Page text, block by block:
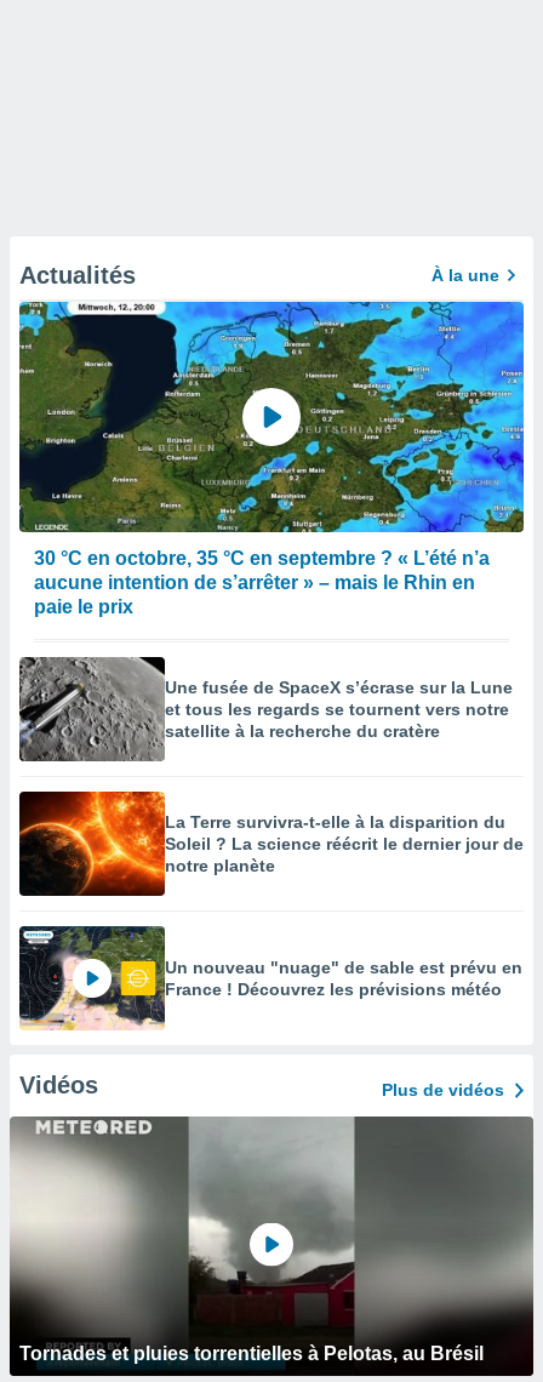
Actualités À la une
30 °C en octobre, 35 °C en septembre ? « L’été n’a
aucune intention de s’arrêter » – mais le Rhin en
paie le prix
Une fusée de SpaceX s’écrase sur la Lune
et tous les regards se tournent vers notre
satellite à la recherche du cratère
La Terre survivra-t-elle à la disparition du
Soleil ? La science réécrit le dernier jour de
notre planète
Un nouveau "nuage" de sable est prévu en
France ! Découvrez les prévisions météo
Vidéos Plus de vidéos
Tornades et pluies torrentielles à Pelotas, au Brésil